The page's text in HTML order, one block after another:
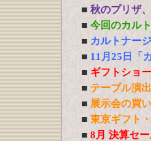
■ 秋のプリザ
■ 今回のカル
■ カルトナー
■ 11月25日「
■ ギフトショ
■ テーブル演
■ 展示会の買
■ 東京ギフト
■ 8月 決算セ